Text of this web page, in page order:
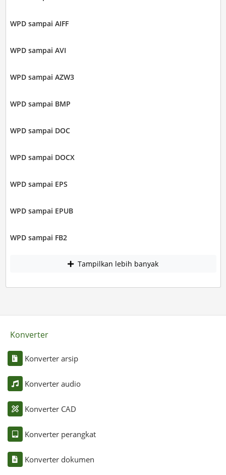
WPD sampai AIFF
WPD sampai AVI
WPD sampai AZW3
WPD sampai BMP
WPD sampai DOC
WPD sampai DOCX
WPD sampai EPS
WPD sampai EPUB
WPD sampai FB2
Tampilkan lebih banyak
Konverter
Konverter arsip
Konverter audio
Konverter CAD
Konverter perangkat
Konverter dokumen